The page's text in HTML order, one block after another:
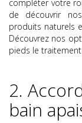
compléter votre
de découvrir
produits naturels
Découvrez nos
pieds le
2.
bain